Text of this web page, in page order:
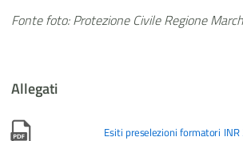
Fonte foto: Protezione Civile Regione
Allegati
Esiti preselezioni formatori INR